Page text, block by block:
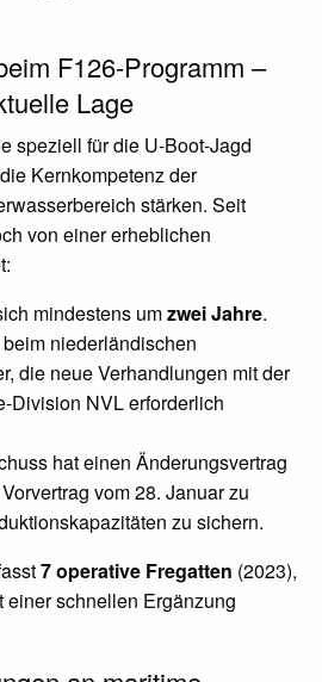
F126-Programm –
Lage
speziell für die U-Boot-Jagd
Kernkompetenz der
stärken. Seit
von einer erheblichen
mindestens umzwei Jahre.
niederländischen
die neue Verhandlungen mit der
Division NVL erforderlich
hat einen Änderungsvertrag
vom 28. Januar zu
zu sichern.
7 operative Fregatten (2023),
schnellen Ergänzung